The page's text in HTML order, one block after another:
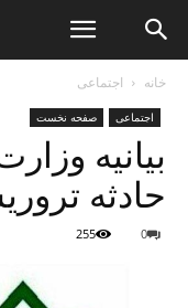
خانه اجتماعی
اجتماعی صفحه نخست
بیانیه
حادثه‌‌
0
255